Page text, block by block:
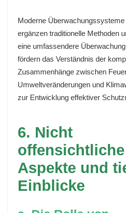
Moderne
ergänzen traditionelle Methoden
eine umfassendere
fördern das Verständnis der
Zusammenhänge zwischen
Umweltveränderungen und
zur Entwicklung effektiver
6. Nicht
offensichtliche
Aspekte und
Einblicke